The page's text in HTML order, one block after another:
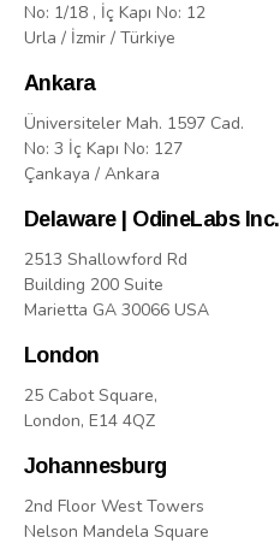
No: 1/18 , İç Kapı No: 12
Urla / İzmir / Türkiye
Ankara
Üniversiteler Mah. 1597 Cad.
No: 3 İç Kapı No: 127
Çankaya / Ankara
Delaware | OdineLabs Inc.
2513 Shallowford Rd
Building 200 Suite
Marietta GA 30066 USA
London
25 Cabot Square,
London, E14 4QZ
Johannesburg
2nd Floor West Towers
Nelson Mandela Square